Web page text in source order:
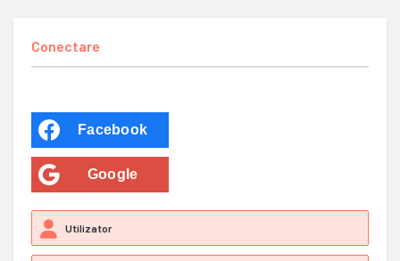
Conectare
Facebook
Google